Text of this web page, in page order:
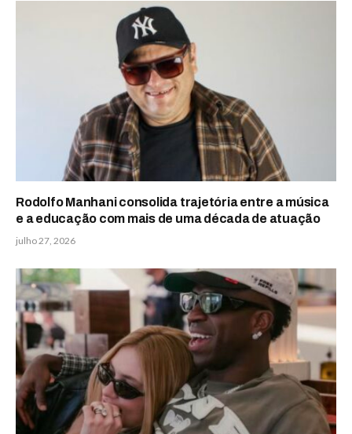
Rodolfo Manhani consolida trajetória entre a música
e a educação com mais de uma década de atuação
julho 27, 2026